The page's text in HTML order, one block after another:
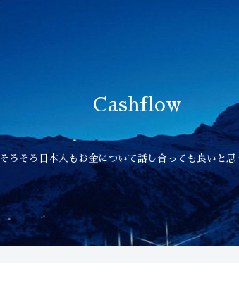
Cashflow
そろそろ日本人もお金について話し合っても良いと思